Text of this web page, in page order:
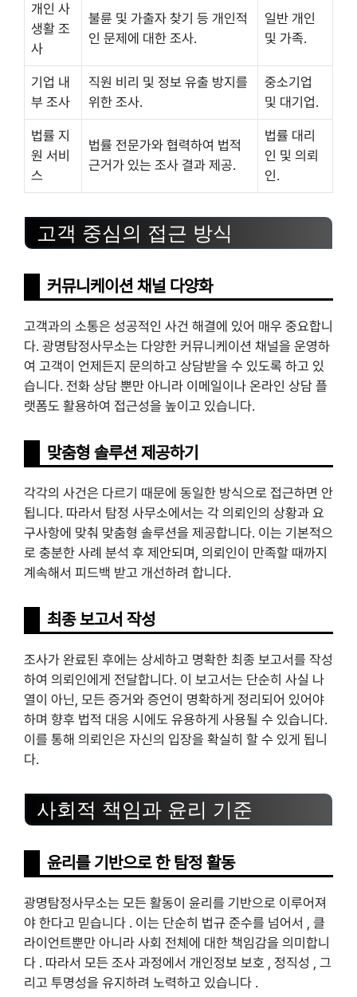
개인 사
생활 조
사
불륜 및 가출자 찾기 등 개인적
인 문제에 대한 조사.
일반 개인
및 가족.
기업 내
부 조사
직원 비리 및 정보 유출 방지를
위한 조사.
중소기업
및 대기업.
법률 지
원 서비
스
법률 전문가와 협력하여 법적
근거가 있는 조사 결과 제공.
법률 대리
인 및 의뢰
인.
고객 중심의 접근 방식
커뮤니케이션 채널 다양화
고객과의 소통은 성공적인 사건 해결에 있어 매우 중요합니
다. 광명탐정사무소는 다양한 커뮤니케이션 채널을 운영하
여 고객이 언제든지 문의하고 상담받을 수 있도록 하고 있
습니다. 전화 상담 뿐만 아니라 이메일이나 온라인 상담 플
랫폼도 활용하여 접근성을 높이고 있습니다.
맞춤형 솔루션 제공하기
각각의 사건은 다르기 때문에 동일한 방식으로 접근하면 안
됩니다. 따라서 탐정 사무소에서는 각 의뢰인의 상황과 요
구사항에 맞춰 맞춤형 솔루션을 제공합니다. 이는 기본적으
로 충분한 사례 분석 후 제안되며, 의뢰인이 만족할 때까지
계속해서 피드백 받고 개선하려 합니다.
최종 보고서 작성
조사가 완료된 후에는 상세하고 명확한 최종 보고서를 작성
하여 의뢰인에게 전달합니다. 이 보고서는 단순히 사실 나
열이 아닌, 모든 증거와 증언이 명확하게 정리되어 있어야
하며 향후 법적 대응 시에도 유용하게 사용될 수 있습니다.
이를 통해 의뢰인은 자신의 입장을 확실히 할 수 있게 됩니
다.
사회적 책임과 윤리 기준
윤리를 기반으로 한 탐정 활동
광명탐정사무소는 모든 활동이 윤리를 기반으로 이루어져
야 한다고 믿습니다 . 이는 단순히 법규 준수를 넘어서 , 클
라이언트뿐만 아니라 사회 전체에 대한 책임감을 의미합니
다 . 따라서 모든 조사 과정에서 개인정보 보호 , 정직성 , 그
리고 투명성을 유지하려 노력하고 있습니다 .